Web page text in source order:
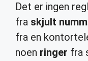
Det er ingen
fra skjult
fra en
noen ringer fra